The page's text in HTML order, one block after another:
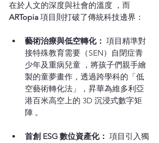
在於人文的深度與社會的溫度 ，而
ARTopia 項目則打破了傳統科技邊界：
藝術治療與低空轉化： 項目精準對
接特殊教育需要（SEN）自閉症青
少年及重病兒童 ，將孩子們親手繪
製的童夢畫作，透過跨學科的「低
空藝術轉化法」，昇華為維多利亞
港百米高空上的 3D 沉浸式數字矩
陣 。
首創 ESG 數位資產化： 項目引入獨